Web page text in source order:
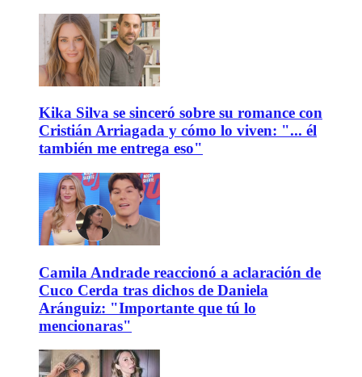
Kika Silva se sinceró sobre su romance con
Cristián Arriagada y cómo lo viven: "... él
también me entrega eso"
Camila Andrade reaccionó a aclaración de
Cuco Cerda tras dichos de Daniela
Aránguiz: "Importante que tú lo
mencionaras"